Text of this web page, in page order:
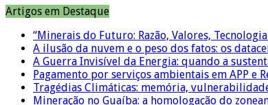
Artigos em Destaque
“Minerais do Futuro: Razão, Valores,
A ilusão da nuvem e o peso dos fatos: os
A Guerra Invisível da Energia: quando a
Pagamento por serviços ambientais em APP e
Tragédias Climáticas: memória,
Mineração no Guaíba: a homologação do